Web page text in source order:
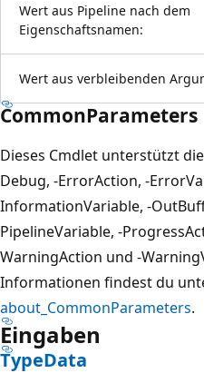
Wert aus Pipeline nach dem
Eigenschaftsnamen:
Wert aus verbleibenden
CommonParameters
Dieses Cmdlet unterstützt
Debug, -ErrorAction, -
InformationVariable, -
PipelineVariable, -
WarningAction und -
Informationen findest du
about_CommonParameters.
Eingaben
TypeData